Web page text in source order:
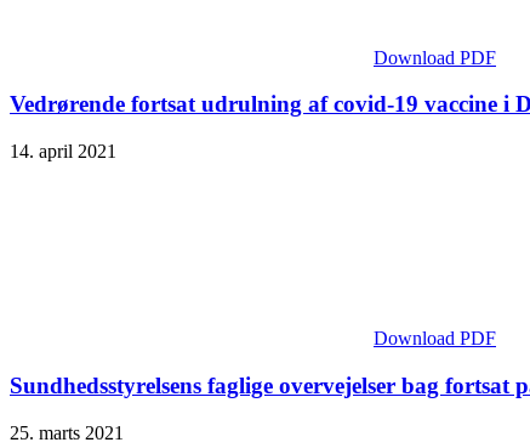
Download PDF
Vedrørende fortsat udrulning af covid-19 vaccine i
14. april 2021
Download PDF
Sundhedsstyrelsens faglige overvejelser bag fortsat
25. marts 2021